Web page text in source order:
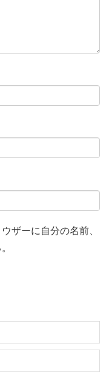
ザーに自分の名前、